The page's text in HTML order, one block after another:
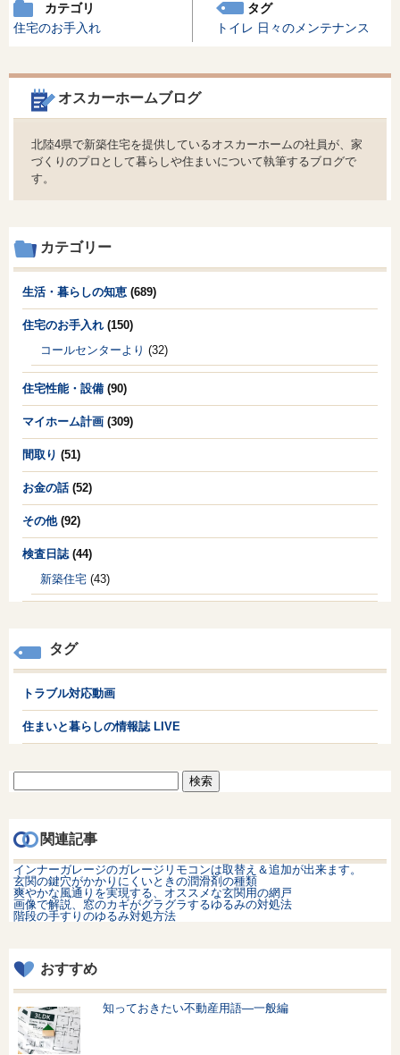
カテゴリ
住宅のお手入れ
タグ
トイレ 日々のメンテナンス
オスカーホームブログ
北陸4県で新築住宅を提供しているオスカーホームの社員が、家
づくりのプロとして暮らしや住まいについて執筆するブログで
す。
カテゴリー
生活・暮らしの知恵 (689)
住宅のお手入れ (150)
コールセンターより (32)
住宅性能・設備 (90)
マイホーム計画 (309)
間取り (51)
お金の話(52)
その他(92)
検査日誌 (44)
新築住宅 (43)
タグ
トラブル対応動画
住まいと暮らしの情報誌 LIVE
関連記事
インナーガレージのガレージリモコンは取替え＆追加が出来ます。
玄関の鍵穴がかかりにくいときの潤滑剤の種類
爽やかな風通りを実現する、オススメな玄関用の網戸
画像で解説、窓のカギがグラグラするゆるみの対処法
階段の手すりのゆるみ対処方法
おすすめ
知っておきたい不動産用語—一般編